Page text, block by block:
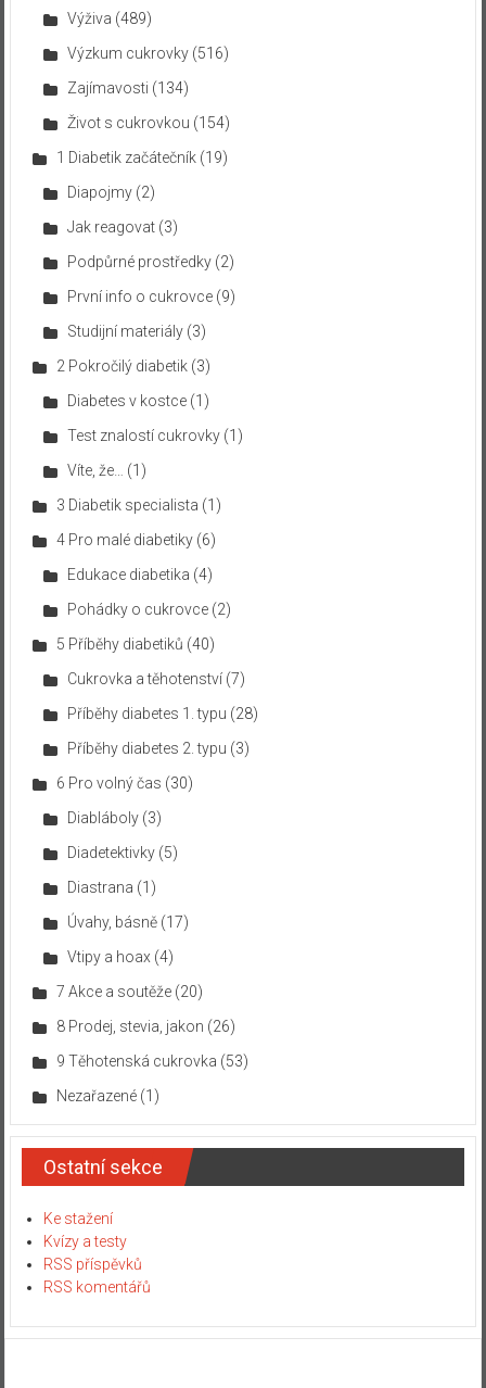
Výživa (489)
Výzkum cukrovky(516)
Zajímavosti (134)
Život s cukrovkou (154)
1 Diabetik začátečník(19)
Diapojmy(2)
Jak reagovat(3)
Podpůrné prostředky(2)
První info o cukrovce(9)
Studijní materiály(3)
2 Pokročilý diabetik(3)
Diabetes v kostce(1)
Test znalostí cukrovky(1)
Víte, že…
(1)
3 Diabetik specialista (1)
4 Pro malé diabetiky(6)
Edukace diabetika (4)
Pohádky o cukrovce(2)
5 Příběhy diabetiků (40)
Cukrovka a těhotenství(7)
Příběhy diabetes 1. typu (28)
Příběhy diabetes 2. typu (3)
6 Pro volný čas (30)
Diabláboly(3)
Diadetektivky(5)
Diastrana (1)
Úvahy, básně(17)
Vtipy a hoax (4)
7 Akce a soutěže(20)
8 Prodej, stevia, jakon (26)
9 Těhotenská cukrovka (53)
Nezařazené(1)
Ostatní sekce
Ke stažení
Kvízy a testy
RSS příspěvků
RSS komentářů